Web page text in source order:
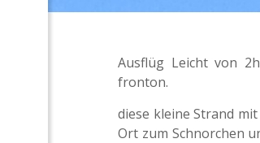
Ausflüg Leicht von
fronton.
diese kleine Strand
Ort zum Schnorchen